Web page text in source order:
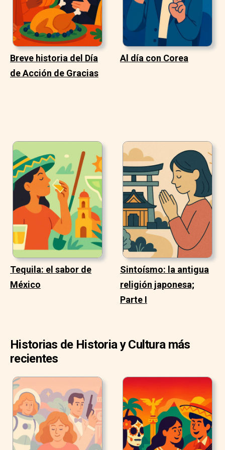
Breve historia del Día
de Acción de Gracias
Al día con Corea
Tequila: el sabor de
México
Sintoísmo: la antigua
religión japonesa;
Parte I
Historias de Historia y Cultura más
recientes